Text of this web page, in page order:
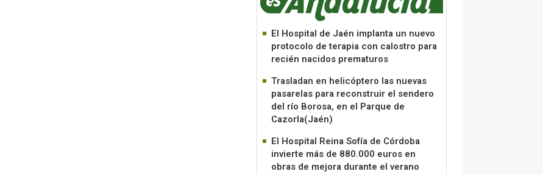
El Hospital de Jaén implanta un nuevo
protocolo de terapia con calostro para
recién nacidos prematuros
Trasladan en helicóptero las nuevas
pasarelas para reconstruir el sendero
del río Borosa, en el Parque de
Cazorla(Jaén)
El Hospital Reina Sofía de Córdoba
invierte más de 880.000 euros en
obras de mejora durante el verano